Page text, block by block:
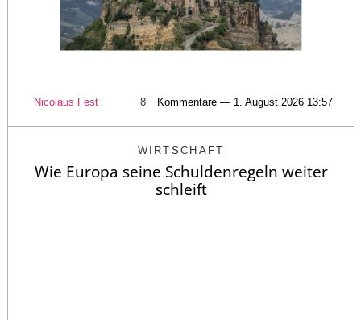
Nicolaus Fest 8 Kommentare — 1. August 2026 13:57
WIRTSCHAFT
Wie Europa seine Schuldenregeln weiter
schleift